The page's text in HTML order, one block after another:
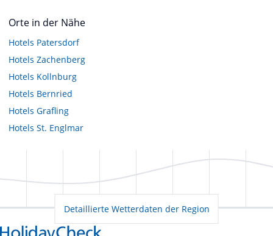
Orte in der Nähe
Hotels Patersdorf
Hotels Zachenberg
Hotels Kollnburg
Hotels Bernried
Hotels Grafling
Hotels St. Englmar
Detaillierte Wetterdaten der Region